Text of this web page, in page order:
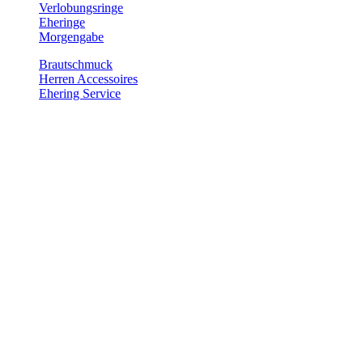
Verlobungsringe
Eheringe
Morgengabe
Brautschmuck
Herren Accessoires
Ehering Service